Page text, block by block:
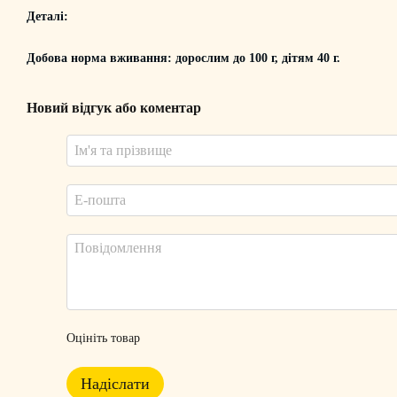
Деталі:
Добова норма вживання: дорослим до 100 г, дітям 40 г.
Новий відгук або коментар
Оцініть товар
Надіслати